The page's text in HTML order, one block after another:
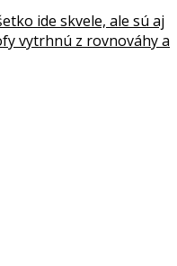
ide skvele, ale sú aj
vytrhnú z rovnováhy a